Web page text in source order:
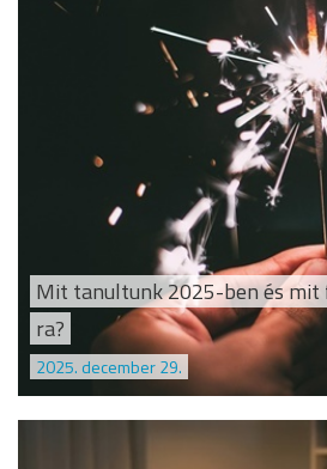
Mit tanultunk 2025-ben és
ra?
2025. december 29.